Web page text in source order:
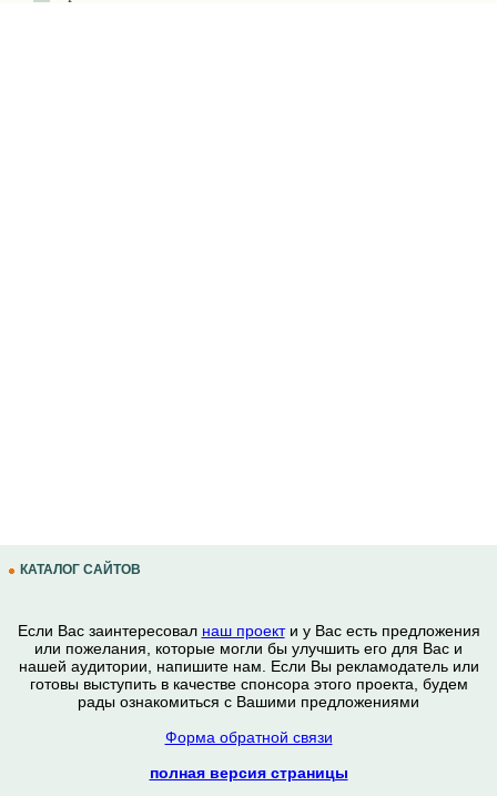
КАТАЛОГ САЙТОВ
Если Вас заинтересовал наш проекти у Вас есть предложения
или пожелания, которые могли бы улучшить его для Вас и
нашей аудитории, напишите нам. Если Вы рекламодатель или
готовы выступить в качестве спонсора этого проекта, будем
рады ознакомиться с Вашими предложениями
Форма обратной связи
полная версия страницы